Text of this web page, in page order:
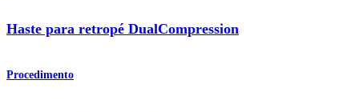
Haste para retropé DualCompression
Procedimento